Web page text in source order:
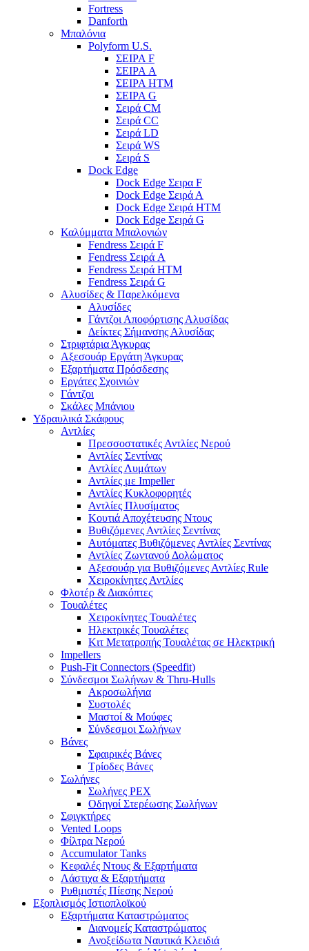
Fortress
Danforth
Μπαλόνια
Polyform U.S.
ΣΕΙΡΑ F
ΣΕΙΡΑ A
ΣΕΙΡΑ HTM
ΣΕΙΡΑ G
Σειρά CM
Σειρά CC
Σειρά LD
Σειρά WS
Σειρά S
Dock Edge
Dock Edge Σειρα F
Dock Edge Σειρά Α
Dock Edge Σειρά HTM
Dock Edge Σειρά G
Καλύμματα Μπαλονιών
Fendress Σειρά F
Fendress Σειρά A
Fendress Σειρά HTM
Fendress Σειρά G
Αλυσίδες & Παρελκόμενα
Αλυσίδες
Γάντζοι Αποφόρτισης Αλυσίδας
Δείκτες Σήμανσης Αλυσίδας
Στριφτάρια Άγκυρας
Αξεσουάρ Εργάτη Άγκυρας
Εξαρτήματα Πρόσδεσης
Εργάτες Σχοινιών
Γάντζοι
Σκάλες Μπάνιου
Υδραυλικά Σκάφους
Αντλίες
Πρεσσοστατικές Αντλίες Νερού
Αντλίες Σεντίνας
Αντλίες Λυμάτων
Αντλίες με Impeller
Αντλίες Κυκλοφορητές
Αντλίες Πλυσίματος
Κουτιά Αποχέτευσης Ντους
Βυθιζόμενες Αντλίες Σεντίνας
Αυτόματες Βυθιζόμενες Αντλίες Σεντίνας
Αντλίες Ζωντανού Δολώματος
Αξεσουάρ για Βυθιζόμενες Αντλίες Rule
Χειροκίνητες Αντλίες
Φλοτέρ & Διακόπτες
Τουαλέτες
Χειροκίνητες Τουαλέτες
Ηλεκτρικές Τουαλέτες
Κιτ Μετατροπής Τουαλέτας σε Ηλεκτρική
Impellers
Push-Fit Connectors (Speedfit)
Σύνδεσμοι Σωλήνων & Thru-Hulls
Ακροσωλήνια
Συστολές
Μαστοί & Μούφες
Σύνδεσμοι Σωλήνων
Βάνες
Σφαιρικές Βάνες
Τρίοδες Βάνες
Σωλήνες
Σωλήνες PEX
Οδηγοί Στερέωσης Σωλήνων
Σφιγκτήρες
Vented Loops
Φίλτρα Νερού
Accumulator Tanks
Κεφαλές Ντους & Εξαρτήματα
Λάστιχα & Εξαρτήματα
Ρυθμιστές Πίεσης Νερού
Εξοπλισμός Ιστιοπλοϊκού
Εξαρτήματα Καταστρώματος
Διανομείς Καταστρώματος
Ανοξείδωτα Ναυτικά Κλειδιά